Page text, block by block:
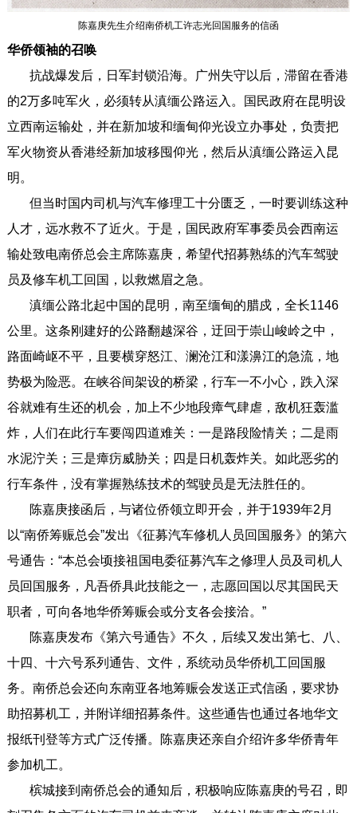
陈嘉庚先生介绍南侨机工许志光回国服务的信函
华侨领袖的召唤
抗战爆发后，日军封锁沿海。广州失守以后，滞留在香港
的2万多吨军火，必须转从滇缅公路运入。国民政府在昆明设
立西南运输处，并在新加坡和缅甸仰光设立办事处，负责把
军火物资从香港经新加坡移囤仰光，然后从滇缅公路运入昆
明。
但当时国内司机与汽车修理工十分匮乏，一时要训练这种
人才，远水救不了近火。于是，国民政府军事委员会西南运
输处致电南侨总会主席陈嘉庚，希望代招募熟练的汽车驾驶
员及修车机工回国，以救燃眉之急。
滇缅公路北起中国的昆明，南至缅甸的腊戍，全长1146
公里。这条刚建好的公路翻越深谷，迂回于崇山峻岭之中，
路面崎岖不平，且要横穿怒江、澜沧江和漾濞江的急流，地
势极为险恶。在峡谷间架设的桥梁，行车一不小心，跌入深
谷就难有生还的机会，加上不少地段瘴气肆虐，敌机狂轰滥
炸，人们在此行车要闯四道难关：一是路段险情关；二是雨
水泥泞关；三是瘴疠威胁关；四是日机轰炸关。如此恶劣的
行车条件，没有掌握熟练技术的驾驶员是无法胜任的。
陈嘉庚接函后，与诸位侨领立即开会，并于1939年2月
以“南侨筹赈总会”发出《征募汽车修机人员回国服务》的第六
号通告：“本总会顷接祖国电委征募汽车之修理人员及司机人
员回国服务，凡吾侨具此技能之一，志愿回国以尽其国民天
职者，可向各地华侨筹赈会或分支各会接洽。”
陈嘉庚发布《第六号通告》不久，后续又发出第七、八、
十四、十六号系列通告、文件，系统动员华侨机工回国服
务。南侨总会还向东南亚各地筹赈会发送正式信函，要求协
助招募机工，并附详细招募条件。这些通告也通过各地华文
报纸刊登等方式广泛传播。陈嘉庚还亲自介绍许多华侨青年
参加机工。
槟城接到南侨总会的通知后，积极响应陈嘉庚的号召，即